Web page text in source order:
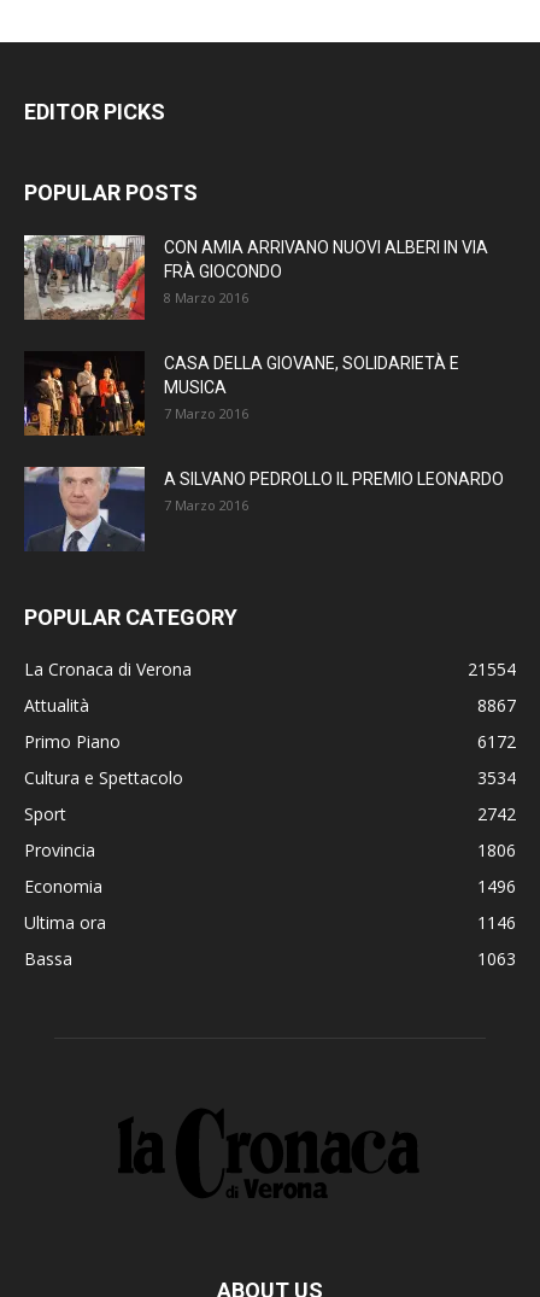
EDITOR PICKS
POPULAR POSTS
CON AMIA ARRIVANO NUOVI ALBERI IN VIA
FRÀ GIOCONDO
8 Marzo 2016
CASA DELLA GIOVANE, SOLIDARIETÀ E
MUSICA
7 Marzo 2016
A SILVANO PEDROLLO IL PREMIO LEONARDO
7 Marzo 2016
POPULAR CATEGORY
La Cronaca di Verona
21554
Attualità
8867
Primo Piano
6172
Cultura e Spettacolo
3534
Sport
2742
Provincia
1806
Economia
1496
Ultima ora
1146
Bassa
1063
ABOUT US